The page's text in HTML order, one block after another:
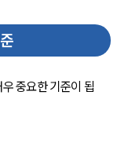
중요한 기준이 됩